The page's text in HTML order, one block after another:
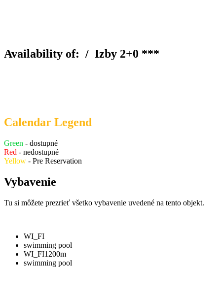
Availability of: / Izby 2+0 ***
Calendar Legend
Green - dostupné
Red - nedostupné
Yellow - Pre Reservation
Vybavenie
Tu si môžete prezrieť všetko vybavenie uvedené na tento objekt.
WI_FI
swimming pool
WI_FI1200m
swimming pool